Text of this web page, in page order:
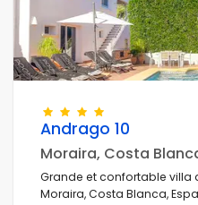
Andrago 10
Moraira, Costa
Grande et confortable villa
Moraira, Costa Blanca,